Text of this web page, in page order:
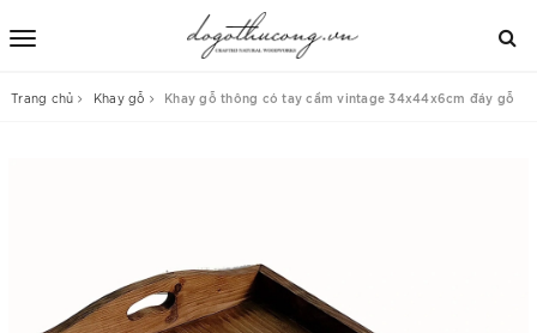
Trang chủ Khay gỗ Khay gỗ thông có tay cầm vintage 34x44x6cm đáy gỗ